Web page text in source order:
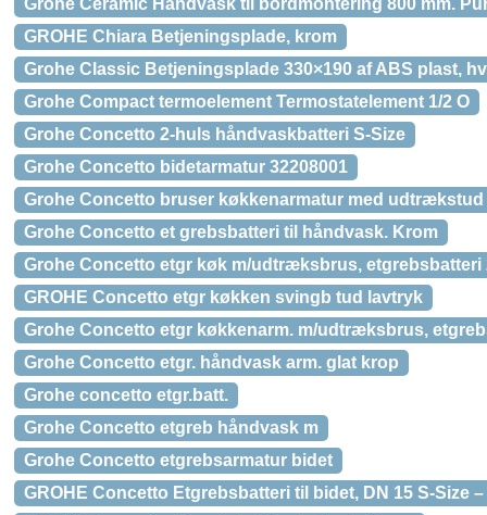
Grohe Ceramic Håndvask til bordmontering 800 mm.
GROHE Chiara Betjeningsplade, krom
Grohe Classic Betjeningsplade 330×190 af ABS plast,
Grohe Compact termoelement Termostatelement 1/2 O
Grohe Concetto 2-huls håndvaskbatteri S-Size
Grohe Concetto bidetarmatur 32208001
Grohe Concetto bruser køkkenarmatur med
Grohe Concetto et grebsbatteri til håndvask. Krom
Grohe Concetto etgr køk m/udtræksbrus, etgrebsbatteri
GROHE Concetto etgr køkken svingb tud lavtryk
Grohe Concetto etgr køkkenarm. m/udtræksbrus,
Grohe Concetto etgr. håndvask arm. glat krop
Grohe concetto etgr.batt.
Grohe Concetto etgreb håndvask m
Grohe Concetto etgrebsarmatur bidet
GROHE Concetto Etgrebsbatteri til bidet, DN 15 S-Size